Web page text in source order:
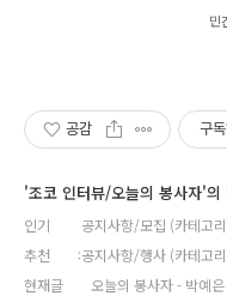
민
공감 구독
'조코 인터뷰/오늘의 봉사자'의
인기
공지사항/모집 (카테고
추천
공지사항/행사 (카테고
현재글
오늘의 봉사자 - 박예은